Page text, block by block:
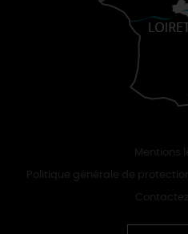
Mentions
Politique générale de